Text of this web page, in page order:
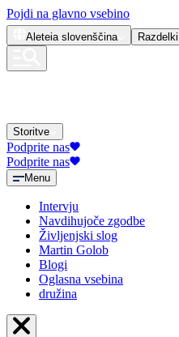
Pojdi na glavno vsebino
Aleteia slovenščina Razdelki
Storitve
Podprite nas
Podprite nas
Menu
Intervju
Navdihujoče zgodbe
Življenjski slog
Martin Golob
Blogi
Oglasna vsebina
družina